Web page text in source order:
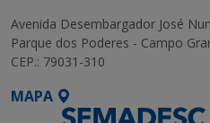
Avenida Desembargador José
Parque dos Poderes - Campo
CEP.: 79031-310
MAPA